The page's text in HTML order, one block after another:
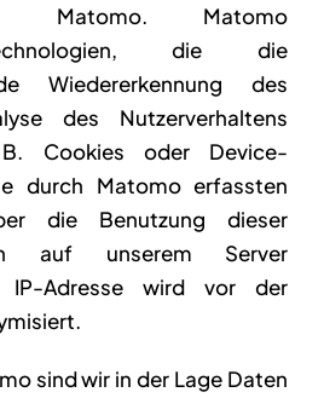
Matomo. Matomo
die die
Wiedererkennung des
des Nutzerverhaltens
Cookies oder Device-
durch Matomo erfassten
die Benutzung dieser
auf unserem Server
IP-Adresse wird vor der
sind wir in der Lage Daten